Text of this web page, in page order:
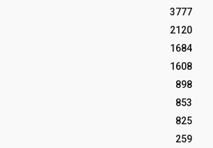
3777
2120
1684
1608
898
853
825
259